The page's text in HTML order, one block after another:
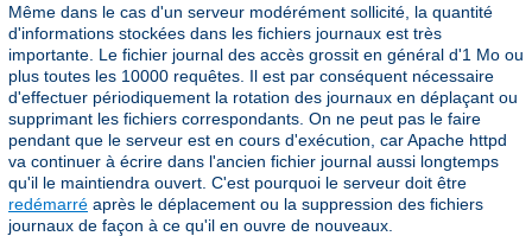
Même dans le cas d'un serveur modérément sollicité, la quantité
d'informations stockées dans les fichiers journaux est très
importante. Le fichier journal des accès grossit en général d'1 Mo ou
plus toutes les 10000 requêtes. Il est par conséquent nécessaire
d'effectuer périodiquement la rotation des journaux en déplaçant ou
supprimant les fichiers correspondants. On ne peut pas le faire
pendant que le serveur est en cours d'exécution, car Apache httpd
va continuer à écrire dans l'ancien fichier journal aussi longtemps
qu'il le maintiendra ouvert. C'est pourquoi le serveur doit être
redémarré après le déplacement ou la suppression des fichiers
journaux de façon à ce qu'il en ouvre de nouveaux.